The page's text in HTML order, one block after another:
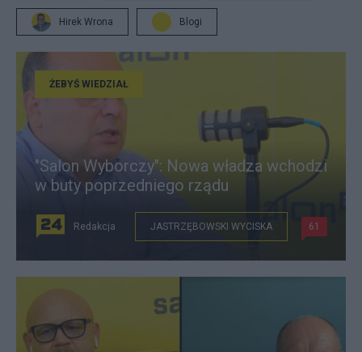
Hirek Wrona Blogi
ŻEBYŚ WIEDZIAŁ
"Salon Wyborczy": Nowa władza wchodzi
w buty poprzedniego rządu
Redakcja JASTRZĘBOWSKI WYCISKA 61